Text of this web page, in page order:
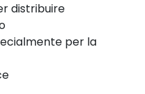
distribuire
per la